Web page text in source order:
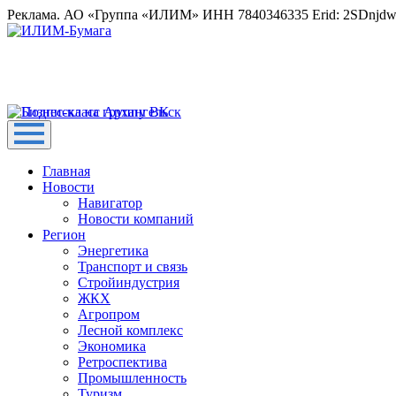
Реклама. АО «Группа «ИЛИМ» ИНН 7840346335 Erid:
Главная
Новости
Навигатор
Новости компаний
Регион
Энергетика
Транспорт и связь
Стройиндустрия
ЖКХ
Агропром
Лесной комплекс
Экономика
Ретроспектива
Промышленность